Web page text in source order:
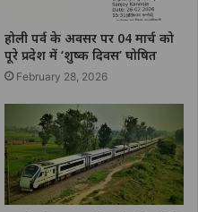
होली पर्व के अवसर पर 04 मार्च को
पूरे प्रदेश में ‘शुष्क दिवस’ घोषित
February 28, 2026